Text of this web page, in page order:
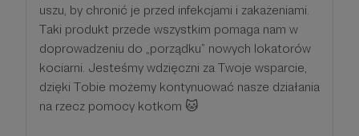
uszu, by chronić je przed infekcjami i zakażeniami.
Taki produkt przede wszystkim pomaga nam w
doprowadzeniu do „porządku” nowych lokatorów
kociarni. Jesteśmy wdzięczni za Twoje wsparcie,
dzięki Tobie możemy kontynuować nasze działania
na rzecz pomocy kotkom 🐱